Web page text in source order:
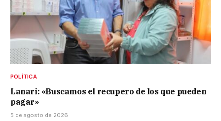
POLÍTICA
Lanari: «Buscamos el recupero de los que pueden
pagar»
5 de agosto de 2026